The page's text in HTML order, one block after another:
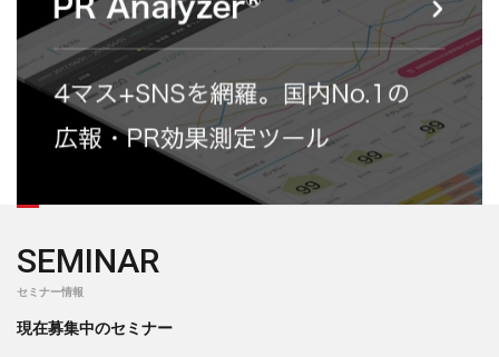
SEMINAR
セミナー情報
現在募集中のセミナー